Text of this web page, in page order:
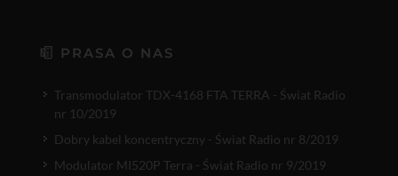
PRASA O NAS
Transmodulator TDX-4168 FTA TERRA - Świat Radio
nr 10/2019
Dobry kabel koncentryczny - Świat Radio nr 8/2019
Modulator MI520P Terra - Świat Radio nr 9/2019